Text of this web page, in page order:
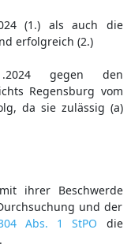
(1.) als auch die
erfolgreich (2.)
gegen den
Regensburg vom
da sie zulässig (a)
ihrer Beschwerde
und der
Abs. 1 StPO die